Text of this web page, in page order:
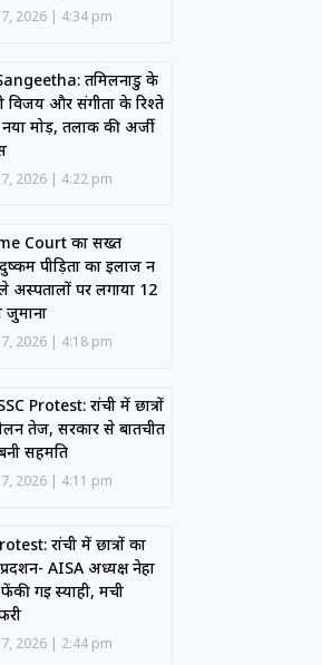
2026 4:34 pm
तमिलनाडु के
विजय और संगीता के रिश्ते
मोड़, तलाक की अर्जी
2026 4:22 pm
Court का सख्त
पीड़िता का इलाज न
अस्पतालों पर लगाया 12
2026 4:18 pm
Protest: रांची में छात्रों
तेज, सरकार से बातचीत
सहमति
2026 4:11 pm
रांची में छात्रों का
AISA अध्यक्ष नेहा
फेंकी गई स्याही, मची
2026 2:44 pm